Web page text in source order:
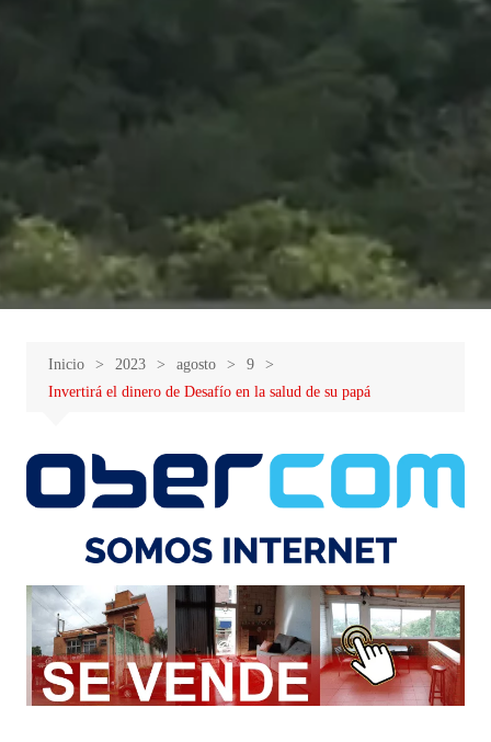
Inicio 2023 agosto
9
Invertirá el dinero de Desafío en la salud de su papá